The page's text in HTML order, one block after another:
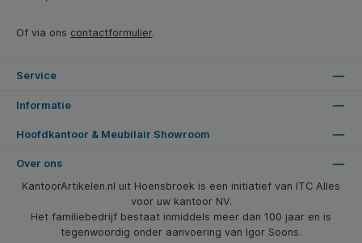
Of via ons contactformulier.
Service
Informatie
Hoofdkantoor & Meubilair Showroom
Over ons
KantoorArtikelen.nl uit Hoensbroek is een initiatief van ITC Alles
voor uw kantoor NV.
Het familiebedrijf bestaat inmiddels meer dan 100 jaar en is
tegenwoordig onder aanvoering van Igor Soons.